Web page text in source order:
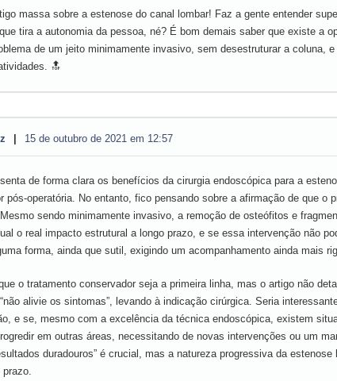
massa sobre a estenose do canal lombar! Faz a gente entender
tira a autonomia da pessoa, né? É bom demais saber que existe a
de um jeito minimamente invasivo, sem desestruturar a coluna,
🔝
15 de outubro de 2021 em 12:57
de forma clara os benefícios da cirurgia endoscópica para a
pós-operatória. No entanto, fico pensando sobre a afirmação de que o
Mesmo sendo minimamente invasivo, a remoção de osteófitos e
o real impacto estrutural a longo prazo, e se essa intervenção não
forma, ainda que sutil, exigindo um acompanhamento ainda mais
o tratamento conservador seja a primeira linha, mas o artigo não
alivie os sintomas”, levando à indicação cirúrgica. Seria
e se, mesmo com a excelência da técnica endoscópica, existem
em outras áreas, necessitando de novas intervenções ou um
duradouros” é crucial, mas a natureza progressiva da
prazo.